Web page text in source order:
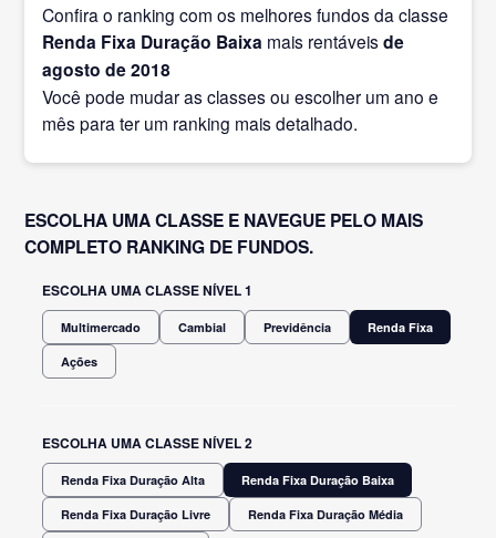
Confira o ranking com os melhores fundos da classe
Renda Fixa Duração Baixa mais rentáveisde
agosto de 2018
Você pode mudar as classes ou escolher um ano e
mês para ter um ranking mais detalhado.
ESCOLHA UMA CLASSE E NAVEGUE PELO MAIS
COMPLETO RANKING DE FUNDOS.
ESCOLHA UMA CLASSE NÍVEL 1
Multimercado Cambial Previdência Renda Fixa
Ações
ESCOLHA UMA CLASSE NÍVEL 2
Renda Fixa Duração Alta Renda Fixa Duração Baixa
Renda Fixa Duração Livre Renda Fixa Duração Média